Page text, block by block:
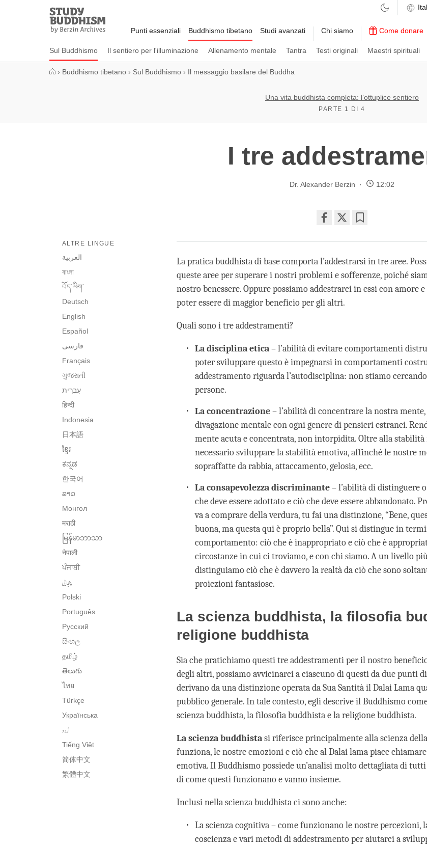
Study
Buddhism
Home
Punti essenziali Buddhismo tibetano
Sul Buddhismo Il sentiero per l'illuminazione Allenamento mentale Tantra Testi originali Maestri spirituali
Studi avanzati Chi siamo Come donare
› Buddhismo tibetano › Sul Buddhismo › Il messaggio basilare del Buddha
Una vita buddhista completa: l’ottuplice sentiero
PARTE 1 DI 4
I tre
Dr. Alexander Berzin 12:02
on
facebook
ALTRE LINGUE
العربية
বাংলা
བོད་ཡིག་
Deutsch
English
Español
فارسی
Français
ગુજરાતી
हिन्दी
Indonesia
日本語
ខ្មែរ
ಕನ್ನಡ
한국어
ລາວ
Монгол
मराठी
မြန်မာဘာသာ
नेपाली
ਪੰਜਾਬੀ
پنجابی
Polski
Português
Русский
සිංහල
தமிழ்
తెలుగు
ไทย
Türkçe
Українська
اُردو
Tiếng Việt
简体中文
繁體中文
La pratica buddhista di base comporta l’addestrarsi in tre aree.
queste aree per superare i nostri problemi e sofferenze, poiché
nostro benessere. Oppure possiamo addestrarci in essi con amore
poter essere di maggior beneficio per gli altri.
Quali sono i tre addestramenti?
La disciplina etica– l’abilità di evitare comportamenti
poter sviluppare questo è impegnarsi in comportamenti
addestramento riguarda l’autodisciplina: non stiamo
persone.
La concentrazione– l’abilità di concentrare la nostra
divagazione mentale con ogni genere di pensieri estranei.
mente acuta e concentrata, non intorpidita. Oltre alla stabilità
necessario sviluppare la stabilità emotiva, affinché le nostre
sopraffatte da rabbia, attaccamento, gelosia, ecc.
La consapevolezza discriminante– l’abilità di distinguere
che deve essere adottato e ciò che deve essere abbandonato.
va a comprare della verdura, tu fai una distinzione, “Bene,
buona, ma questa qui è proprio bella”. Qui si distingue in
comportamento: ciò che è inappropriato e ciò che è
circostanze in cui ci troviamo, e con chi siamo. A un livello
distinguiamo ciò che è davvero la realtà da ciò che sono
proiezioni fantasiose.
La scienza buddhista, la filosofia
religione buddhista
Sia che pratichiamo questi tre addestramenti per il nostro
degli altri, possiamo avvicinarci a ciascuno di questi da due punti
derivano da una distinzione operata da Sua Santità il Dalai Lama
pubblico generale. In tale contesto, egli descrive il Buddhismo
scienza buddhista, la filosofia buddhista e la religione buddhista.
La scienza buddhistasi riferisce principalmente alla scienza
funziona, le nostre emozioni e ciò che al Dalai lama piace
emotiva. Il Buddhismo possiede un’analisi molto dettagliata di
di come questi funzionano e vanno insieme.
Inclusi nella scienza buddhista ci sono anche:
La scienza cognitiva – come funzionano le nostre percezioni,
coscienza e vari metodi di addestramento per aiutarci a